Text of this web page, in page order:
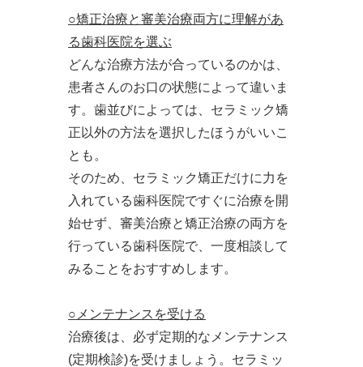
○矯正治療と審美治療両方に理解があ
る歯科医院を選ぶ
どんな治療方法が合っているのかは、
患者さんのお口の状態によって違いま
す。歯並びによっては、セラミック矯
正以外の方法を選択したほうがいいこ
とも。
そのため、セラミック矯正だけに力を
入れている歯科医院ですぐに治療を開
始せず、審美治療と矯正治療の両方を
行っている歯科医院で、一度相談して
みることをおすすめします。
○メンテナンスを受ける
治療後は、必ず定期的なメンテナンス
(定期検診)を受けましょう。セラミッ